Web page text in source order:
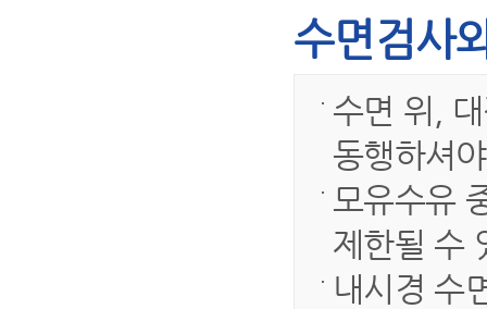
수면검사
수면 위,
동행하셔
모유수유
제한될 수
내시경 수